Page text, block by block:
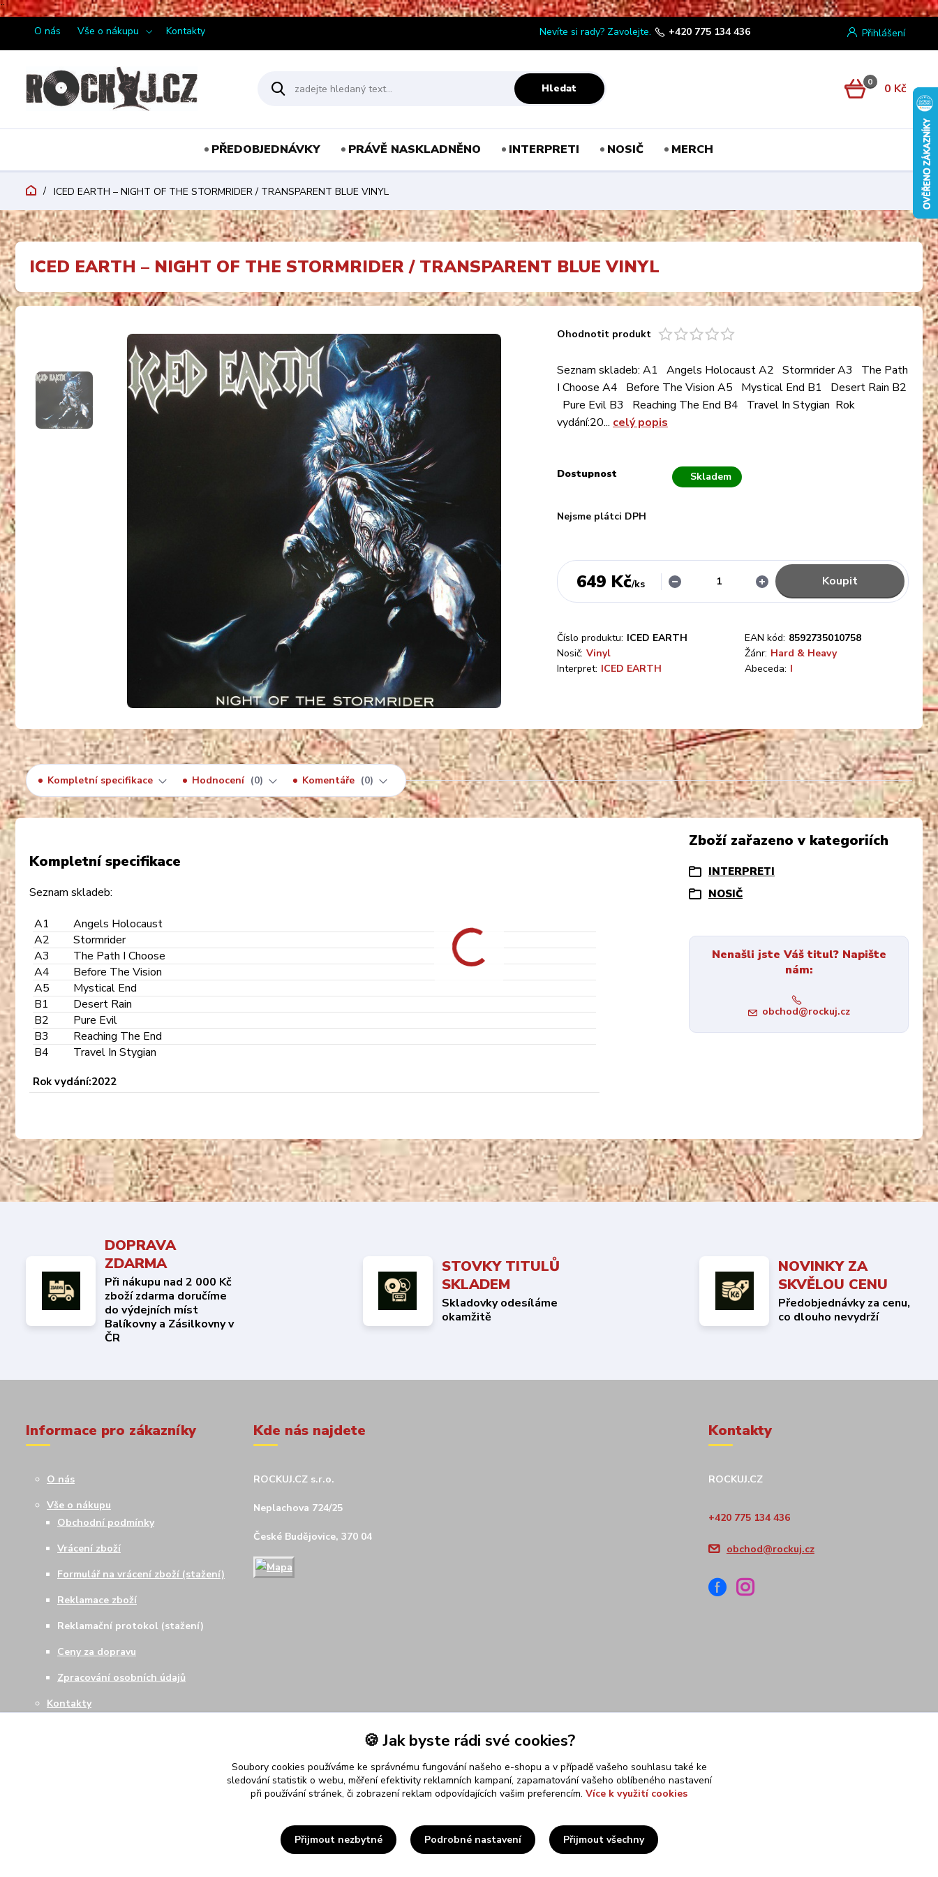
¨
O nás Vše o nákupu Kontakty Přihlášení
Hledat
Nevíte si rady? Zavolejte. +420 775 134 436
0 0 Kč
PŘEDOBJEDNÁVKY PRÁVĚ NASKLADNĚNO INTERPRETI NOSIČ MERCH
ICED EARTH – NIGHT OF THE STORMRIDER / TRANSPARENT BLUE VINYL
ICED EARTH – NIGHT OF THE STORMRIDER / TRANSPARENT BLUE VINYL
Ohodnotit produkt
Seznam skladeb: A1 Angels Holocaust A2 Stormrider A3 The Path
I Choose A4 Before The Vision A5 Mystical End B1 Desert Rain B2
Pure Evil B3 Reaching The End B4 Travel In Stygian Rok
vydání:20... celý popis
Dostupnost Skladem
Nejsme plátci DPH
649 Kč/ks Koupit
Číslo produktu: ICED EARTH EAN kód: 8592735010758
Nosič: Vinyl Žánr: Hard & Heavy
Interpret: ICED EARTH Abeceda: I
Kompletní specifikace Hodnocení 0 Komentáře 0
Kompletní specifikace
Seznam skladeb:
A1
Angels Holocaust
A2
Stormrider
A3
The Path I Choose
A4
Before The Vision
A5
Mystical End
B1
Desert Rain
B2
Pure Evil
B3
Reaching The End
B4
Travel In Stygian
Rok vydání:2022
Zboží zařazeno v kategoriích
INTERPRETI
NOSIČ
Nenašli jste Váš titul? Napište
nám:
obchod@rockuj.cz
DOPRAVA
ZDARMA
Při nákupu nad 2 000 Kč
zboží zdarma doručíme
do výdejních míst
Balíkovny a Zásilkovny v
ČR
STOVKY TITULŮ
SKLADEM
Skladovky odesíláme
okamžitě
NOVINKY ZA
SKVĚLOU CENU
Předobjednávky za cenu,
co dlouho nevydrží
Informace pro zákazníky
O nás
Vše o nákupu
Obchodní podmínky
Vrácení zboží
Formulář na vrácení zboží (stažení)
Reklamace zboží
Reklamační protokol (stažení)
Ceny za dopravu
Zpracování osobních údajů
Kontakty
Kde nás najdete
ROCKUJ.CZ s.r.o.
Neplachova 724/25
České Budějovice, 370 04
Kontakty
ROCKUJ.CZ
+420 775 134 436
obchod@rockuj.cz
🍪 Jak byste rádi své cookies?
Soubory cookies používáme ke správnému fungování našeho e-shopu a v případě vašeho souhlasu také ke
sledování statistik o webu, měření efektivity reklamních kampaní, zapamatování vašeho oblíbeného nastavení
při používání stránek, či zobrazení reklam odpovídajících vašim preferencím. Více k využití cookies
Přijmout nezbytné Podrobné nastavení Přijmout všechny